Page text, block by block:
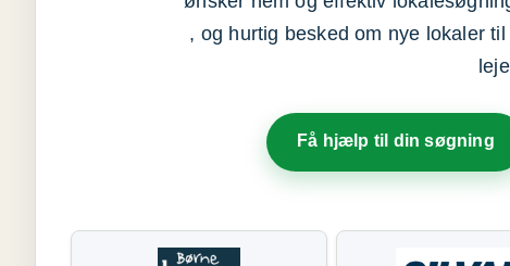
, og hurtig besked om nye lokaler
Få hjælp til din søgning